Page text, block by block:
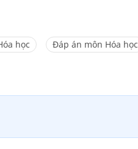
học Đáp án môn Hóa học